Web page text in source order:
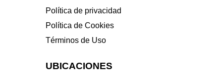
Política de privacidad
Política de Cookies
Términos de Uso
UBICACIONES